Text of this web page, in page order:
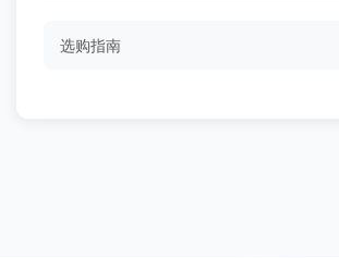
选购指南